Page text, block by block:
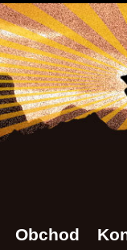
Obchod